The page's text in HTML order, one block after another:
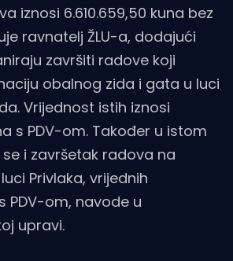
iznosi 6.610.659,50 kuna bez
ravnatelj ŽLU-a, dodajući
završiti radove koji
obalnog zida i gata u luci
Vrijednost istih iznosi
s PDV-om. Također u istom
i završetak radova na
Privlaka, vrijednih
PDV-om, navode u
upravi.